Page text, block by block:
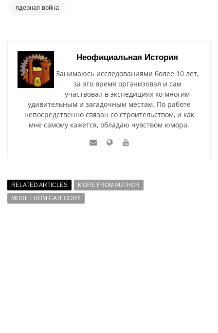
ядерная война
Неофициальная История
Занимаюсь исследованиями более 10 лет,
за это время организовал и сам
участвовал в экспедициях ко многим
удивительным и загадочным местам. По работе
непосредственно связан со строительством, и как
мне самому кажется, обладаю чувством юмора.
RELATED ARTICLES
MORE FROM AUTHOR
MORE FROM CATEGORY